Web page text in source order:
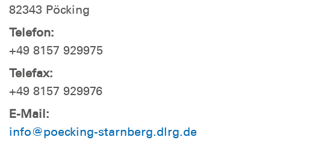
82343 Pöcking
Telefon:
+49 8157 929975
Telefax:
+49 8157 929976
E-Mail:
info@poecking-starnberg.dlrg.de